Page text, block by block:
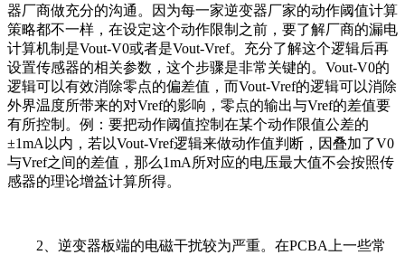
器厂商做充分的沟通。因为每一家逆变器厂家的动作阈值计算
策略都不一样，在设定这个动作限制之前，要了解厂商的漏电
计算机制是Vout-V0或者是Vout-Vref。充分了解这个逻辑后再
设置传感器的相关参数，这个步骤是非常关键的。Vout-V0的
逻辑可以有效消除零点的偏差值，而Vout-Vref的逻辑可以消除
外界温度所带来的对Vref的影响，零点的输出与Vref的差值要
有所控制。例：要把动作阈值控制在某个动作限值公差的
±1mA以内，若以Vout-Vref逻辑来做动作值判断，因叠加了V0
与Vref之间的差值，那么1mA所对应的电压最大值不会按照传
感器的理论增益计算所得。
2、逆变器板端的电磁干扰较为严重。在PCBA上一些常